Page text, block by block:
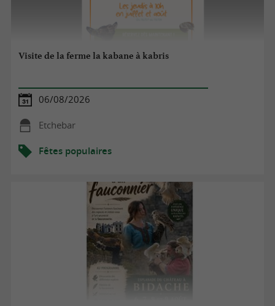
Visite de la ferme la kabane à kabris
06/08/2026
Etchebar
Fêtes populaires